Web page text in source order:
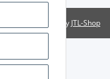
Powered by JTL-Shop